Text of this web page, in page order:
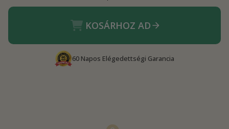
KOSÁRHOZ AD
60 Napos Elégedettségi Garancia